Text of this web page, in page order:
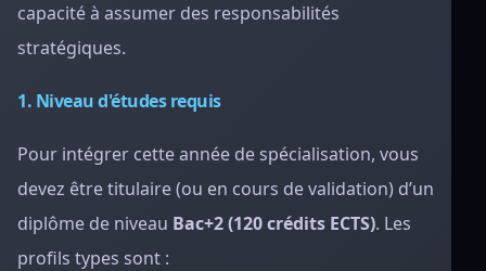
capacité à assumer des responsabilités
stratégiques.
1. Niveau d'études requis
Pour intégrer cette année de spécialisation, vous
devez être titulaire (ou en cours de validation) d’un
diplôme de niveau Bac+2 (120 crédits ECTS). Les
profils types sont :